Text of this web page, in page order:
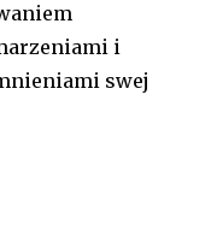
i
swej